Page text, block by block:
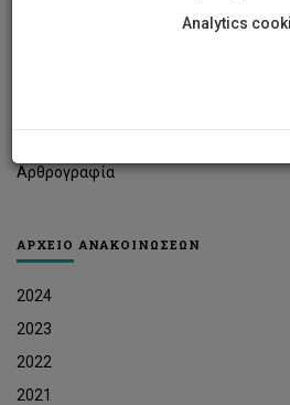
Αρθρογραφία
ΑΡΧΕΙΟ ΑΝΑΚΟΙΝΩΣΕΩΝ
2024
2023
2022
2021
Analytics